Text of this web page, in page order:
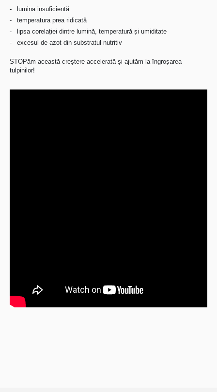
lumina insuficientă
temperatura prea ridicată
lipsa corelației dintre lumină, temperatură și umiditate
excesul de azot din substratul nutritiv
STOPăm această creștere accelerată și ajutăm la îngroșarea
tulpinilor!